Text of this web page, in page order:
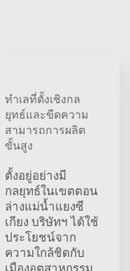
ทำเลที่ตั้งเชิงกล
ยุทธ์และขีดความ
สามารถการผลิต
ขั้นสูง
ตั้งอยู่อย่างมี
กลยุทธ์ในเขตตอน
ล่างแม่น้ำแยงซี
เกียง บริษัทฯ ได้ใช้
ประโยชน์จาก
ความใกล้ชิดกับ
เมืองอุตสาหกรรม